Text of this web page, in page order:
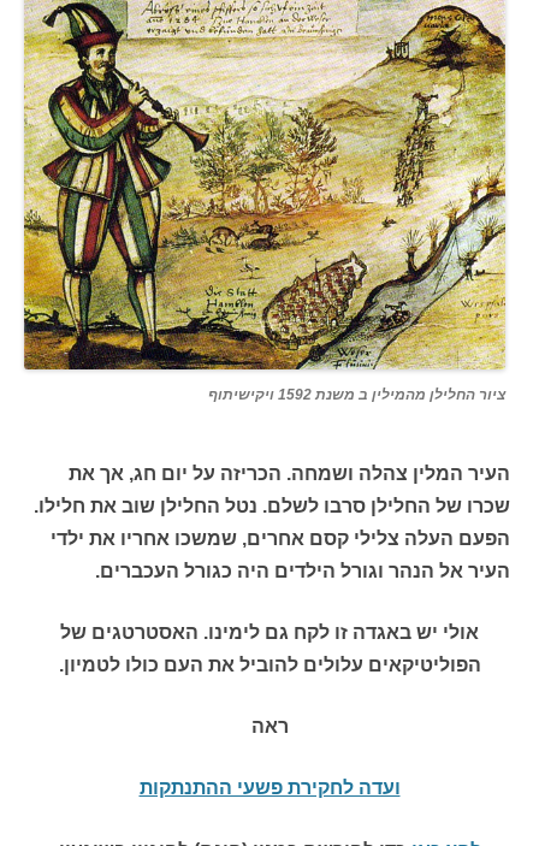
ציור החלילן מהמילין ב משנת 1592 ויקישיתוף
העיר המלין צהלה ושמחה. הכריזה על יום חג, אך את
שכרו של החלילן סרבו לשלם. נטל החלילן שוב את חלילו.
הפעם העלה צלילי קסם אחרים, שמשכו אחריו את ילדי
העיר אל הנהר וגורל הילדים היה כגורל העכברים.
אולי יש באגדה זו לקח גם לימינו. האסטרטגים של
הפוליטיקאים עלולים להוביל את העם כולו לטמיון.
ראה
ועדה לחקירת פשעי ההתנתקות